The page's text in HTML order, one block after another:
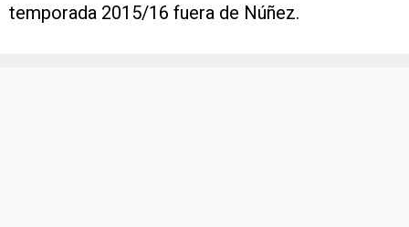
temporada 2015/16 fuera de Núñez.